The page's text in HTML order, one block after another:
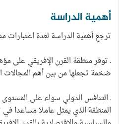
أهمية الدراسة
ترجع أهمية الدراسة لعدة اعتبارات
ـ توفر منطقة القرن الإفريقي على
ضخمة تجعلها من بين أهم المجالات
ـ التنافس الدولي سواء على
المنطقة الذي يمثل عاملا مساعدا في